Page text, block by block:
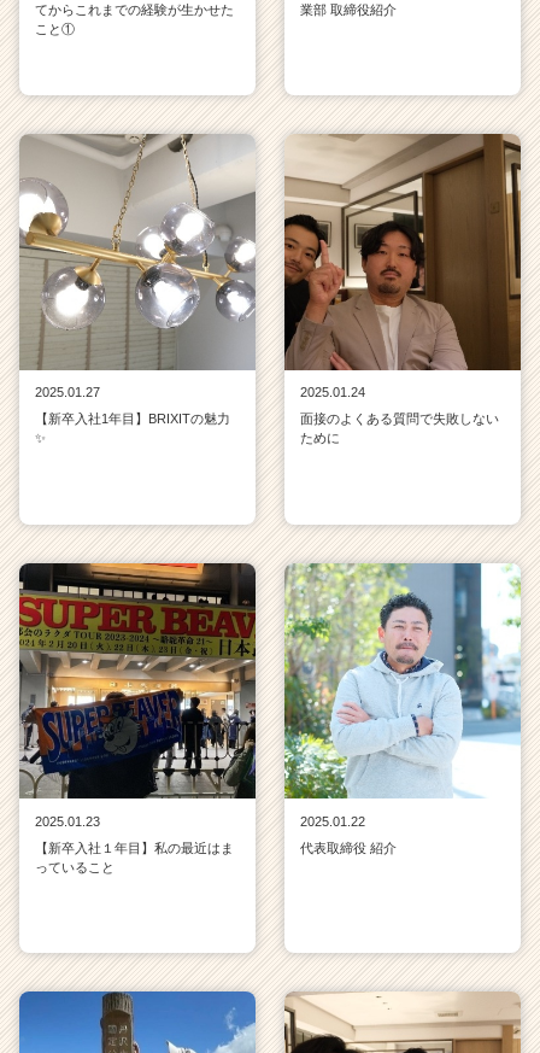
てからこれまでの経験が生かせた
こと①
業部 取締役紹介
2025.01.27
【新卒入社1年目】BRIXITの魅力
✨
2025.01.24
面接のよくある質問で失敗しない
ために
2025.01.23
【新卒入社１年目】私の最近はま
っていること
2025.01.22
代表取締役 紹介